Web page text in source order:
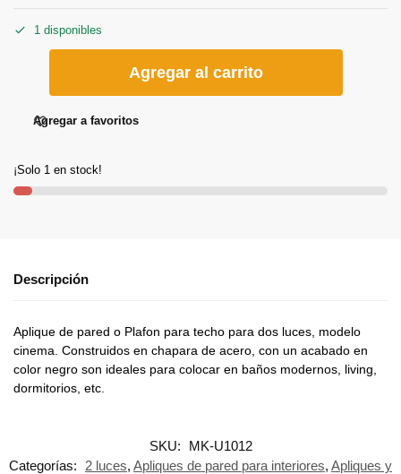
1 disponibles
Agregar al carrito
Agregar a favoritos
¡Solo 1 en stock!
Descripción
Aplique de pared o Plafon para techo para dos luces, modelo
cinema. Construidos en chapara de acero, con un acabado en
color negro son ideales para colocar en baños modernos, living,
dormitorios, etc.
SKU:
MK-U1012
Categorías:
2 luces, Apliques de pared para interiores, Apliques y